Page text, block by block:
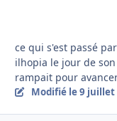
ce qui s'est passé
ilhopia le jour de
rampait pour
Modifié le 9 juillet